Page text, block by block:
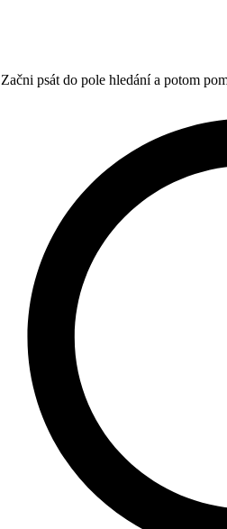
Začni psát do pole hledání a potom